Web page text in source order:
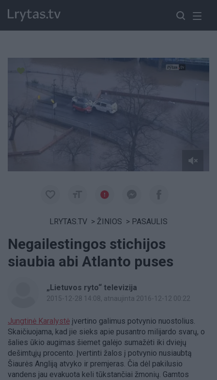
LRYTAS.TV > ŽINIOS > PASAULIS
Negailestingos stichijos
siaubia abi Atlanto puses
„Lietuvos ryto“ televizija
2015-12-28 14:08, atnaujinta 2016-12-12 00:22
Jungtinė Karalystė įvertino galimus potvynio nuostolius.
Skaičiuojama, kad jie sieks apie pusantro milijardo svarų, o
šalies ūkio augimas šiemet galėjo sumažėti iki dviejų
dešimtųjų procento. Įvertinti žalos į potvynio nusiaubtą
Šiaurės Angliją atvyko ir premjeras. Čia dėl pakilusio
vandens jau evakuota keli tūkstančiai žmonių. Gamtos